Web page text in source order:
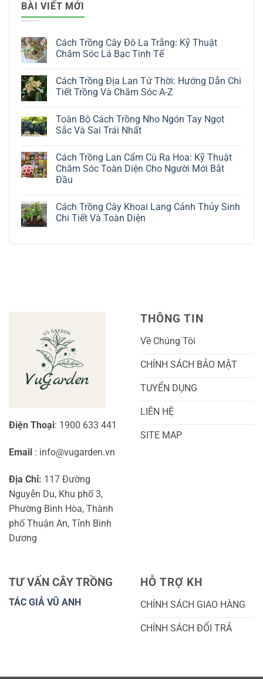
BÀI VIẾT MỚI
Cách Trồng Cây Đô La Trắng: Kỹ Thuật
Chăm Sóc Lá Bạc Tinh Tế
bình
luận
Cây
Đô
La
Thuật
Chăm
Sóc
Lá
Tế
Cách Trồng Địa Lan Tứ Thời: Hướng Dẫn Chi
Tiết Trồng Và Chăm Sóc A-Z
bình
luận
ở
Địa
Lan
Tứ
Thời:
Chi
Tiết
Trồng
Toàn Bộ Cách Trồng Nho Ngón Tay Ngọt
Sắc Và Sai Trái Nhất
bình
luận
ở
Toàn
Trồng
Nho
Ngón
Cách Trồng Lan Cẩm Cù Ra Hoa: Kỹ Thuật
Chăm Sóc Toàn Diện Cho Người Mới Bắt
Đầu
bình
luận
ở
Lan
Cho
Người
Mới
Bắt
Đầu
Cách Trồng Cây Khoai Lang Cảnh Thủy Sinh
Chi Tiết Và Toàn Diện
bình
Chi
Tiết
Và
Toàn
Diện
Điện Thoại: 1900 633 441
Email : info@vugarden.vn
Địa Chỉ: 117 Đường
Nguyễn Du, Khu phố 3,
Phường Bình Hòa, Thành
phố Thuận An, Tỉnh Bình
Dương
THÔNG TIN
Về Chúng Tôi
CHÍNH SÁCH BẢO MẬT
TUYỂN DỤNG
LIÊN HỆ
SITE MAP
TƯ VẤN CÂY TRỒNG
TÁC GIẢ VŨ ANH
HỖ TRỢ KH
CHÍNH SÁCH GIAO HÀNG
CHÍNH SÁCH ĐỔI TRẢ